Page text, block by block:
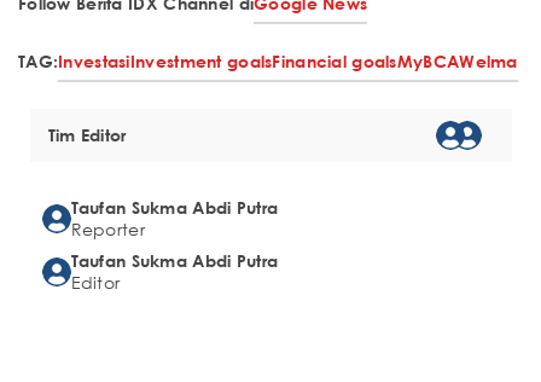
TAG:InvestasiInvestment goalsFinancial goalsMyBCAWelma
Tim Editor
Taufan Sukma Abdi Putra
Reporter
Taufan Sukma Abdi Putra
Editor